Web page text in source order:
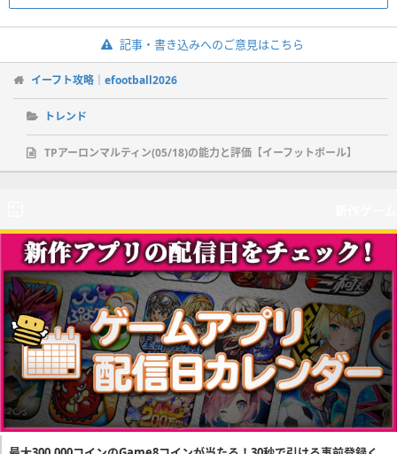
記事・書き込みへのご意見はこちら
イーフト攻略｜efootball2026
トレンド
TPアーロンマルティン(05/18)の能力と評価【イーフットボール】